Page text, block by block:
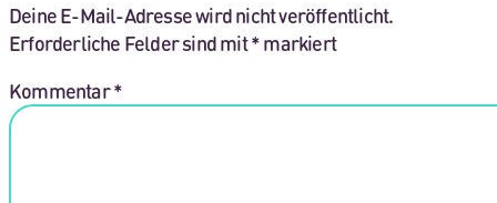
Deine E-Mail-Adresse wird nicht veröffentlicht.
Erforderliche Felder sind mit*markiert
Kommentar*